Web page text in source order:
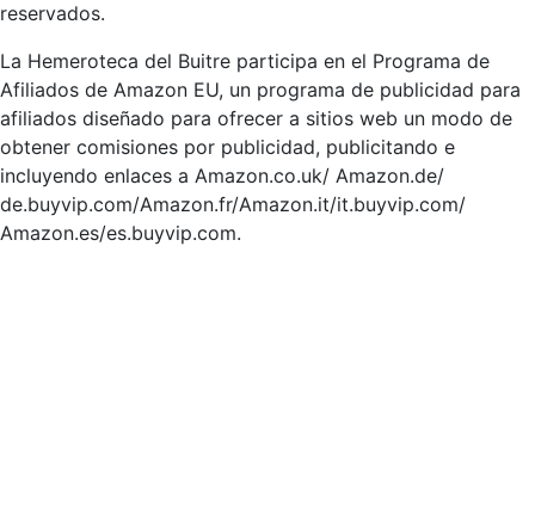
reservados.
La Hemeroteca del Buitre participa en el Programa de
Afiliados de Amazon EU, un programa de publicidad para
afiliados diseñado para ofrecer a sitios web un modo de
obtener comisiones por publicidad, publicitando e
incluyendo enlaces a Amazon.co.uk/ Amazon.de/
de.buyvip.com/Amazon.fr/Amazon.it/it.buyvip.com/
Amazon.es/es.buyvip.com.